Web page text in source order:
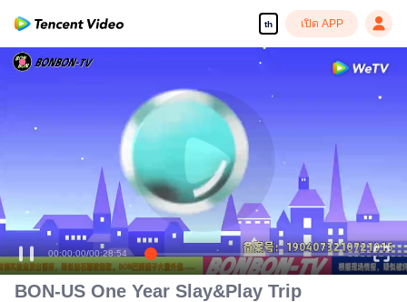
th เปิด APP
00:00:00/00:28:54
BON-US One Year Slay&Play Trip